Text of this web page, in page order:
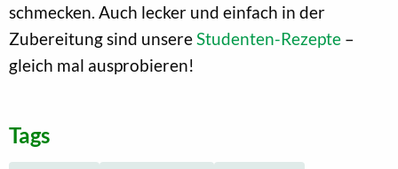
schmecken. Auch lecker und einfach in der
Zubereitung sind unsereStudenten-Rezepte –
gleich mal ausprobieren!
Tags